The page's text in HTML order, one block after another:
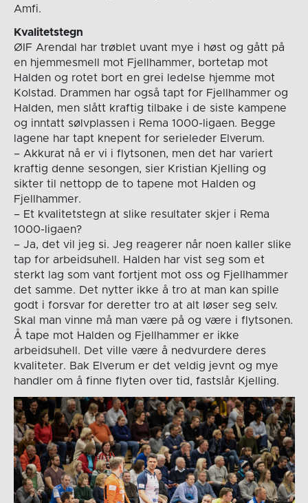
Amfi.
Kvalitetstegn
ØIF Arendal har trøblet uvant mye i høst og gått på
en hjemmesmell mot Fjellhammer, bortetap mot
Halden og rotet bort en grei ledelse hjemme mot
Kolstad. Drammen har også tapt for Fjellhammer og
Halden, men slått kraftig tilbake i de siste kampene
og inntatt sølvplassen i Rema 1000-ligaen. Begge
lagene har tapt knepent for serieleder Elverum.
– Akkurat nå er vi i flytsonen, men det har variert
kraftig denne sesongen, sier Kristian Kjelling og
sikter til nettopp de to tapene mot Halden og
Fjellhammer.
– Et kvalitetstegn at slike resultater skjer i Rema
1000-ligaen?
– Ja, det vil jeg si. Jeg reagerer når noen kaller slike
tap for arbeidsuhell. Halden har vist seg som et
sterkt lag som vant fortjent mot oss og Fjellhammer
det samme. Det nytter ikke å tro at man kan spille
godt i forsvar for deretter tro at alt løser seg selv.
Skal man vinne må man være på og være i flytsonen.
Å tape mot Halden og Fjellhammer er ikke
arbeidsuhell. Det ville være å nedvurdere deres
kvaliteter. Bak Elverum er det veldig jevnt og mye
handler om å finne flyten over tid, fastslår Kjelling.